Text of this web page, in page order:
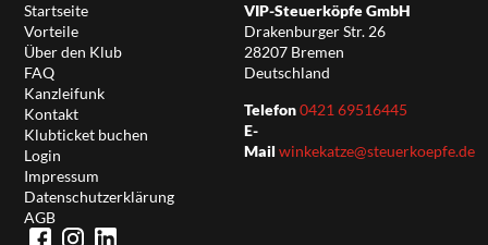
Startseite
Vorteile
Über den Klub
FAQ
Kanzleifunk
Kontakt
Klubticket buchen
Login
Impressum
Datenschutzerklärung
AGB
VIP-Steuerköpfe GmbH
Drakenburger Str. 26
28207 Bremen
Deutschland
Telefon0421 69516445
E-
Mail winkekatze@steuerkoepfe.de